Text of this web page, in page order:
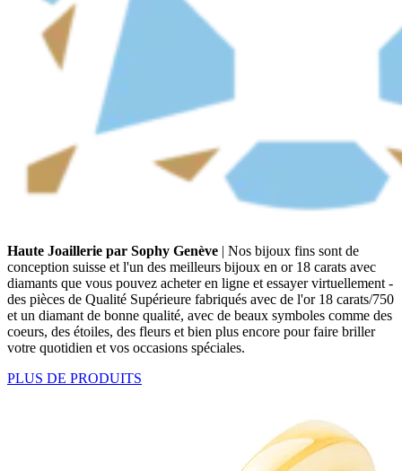
Haute Joaillerie par Sophy Genève | Nos bijoux fins sont de
conception suisse et l'un des meilleurs bijoux en or 18 carats avec
diamants que vous pouvez acheter en ligne et essayer virtuellement -
des pièces de Qualité Supérieure fabriqués avec de l'or 18 carats/750
et un diamant de bonne qualité, avec de beaux symboles comme des
coeurs, des étoiles, des fleurs et bien plus encore pour faire briller
votre quotidien et vos occasions spéciales.
PLUS DE PRODUITS